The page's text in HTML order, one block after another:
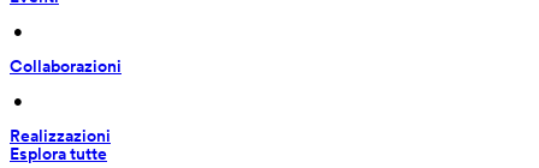
•
Collaborazioni
•
Realizzazioni
Esplora tutte